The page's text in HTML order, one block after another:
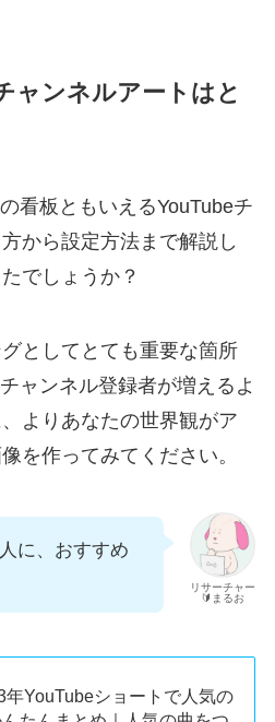
ャンネルアートはと
看板ともいえるYouTubeチ
から設定方法まで解説し
でしょうか？
としてとても重要な箇所
ャンネル登録者が増えるよ
よりあなたの世界観がア
を作ってみてください。
リサーチャー
🔰まるお
に、おすすめ
年YouTubeショートで人気の